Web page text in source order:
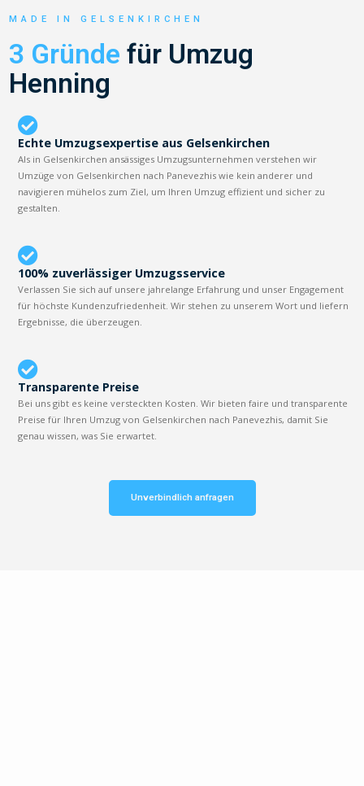
MADE IN GELSENKIRCHEN
3 Gründe für Umzug
Henning
Echte Umzugsexpertise aus Gelsenkirchen
Als in Gelsenkirchen ansässiges Umzugsunternehmen verstehen wir
Umzüge von Gelsenkirchen nach Panevezhis wie kein anderer und
navigieren mühelos zum Ziel, um Ihren Umzug effizient und sicher zu
gestalten.
100% zuverlässiger Umzugsservice
Verlassen Sie sich auf unsere jahrelange Erfahrung und unser Engagement
für höchste Kundenzufriedenheit. Wir stehen zu unserem Wort und liefern
Ergebnisse, die überzeugen.
Transparente Preise
Bei uns gibt es keine versteckten Kosten. Wir bieten faire und transparente
Preise für Ihren Umzug von Gelsenkirchen nach Panevezhis, damit Sie
genau wissen, was Sie erwartet.
Unverbindlich anfragen